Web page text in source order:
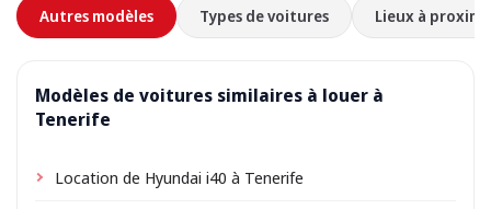
Autres modèles Types de voitures Lieux à
Modèles de voitures similaires à louer à
Tenerife
Location de Hyundai i40 à Tenerife